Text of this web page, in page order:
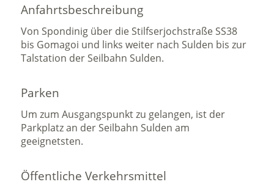
Anfahrtsbeschreibung
Von Spondinig über die Stilfserjochstraße SS38
bis Gomagoi und links weiter nach Sulden bis zur
Talstation der Seilbahn Sulden.
Parken
Um zum Ausgangspunkt zu gelangen, ist der
Parkplatz an der Seilbahn Sulden am
geeignetsten.
Öffentliche Verkehrsmittel